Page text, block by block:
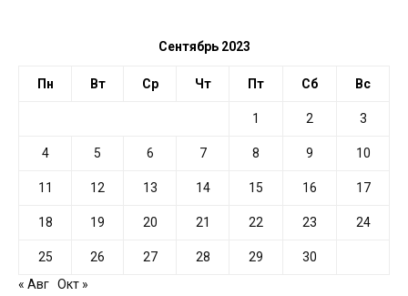
Сентябрь 2023
Пн Вт Ср Чт Пт Сб Вс
1 2 3
4 5 6 7 8 9 10
11 12 13 14 15 16 17
18 19 20 21 22 23 24
25 26 27 28 29
30
« Авг Окт »